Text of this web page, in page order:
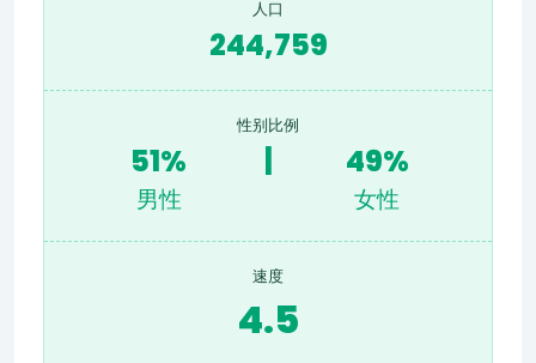
人口
244,759
性别比例
51%
男性
49%
女性
速度
4.5